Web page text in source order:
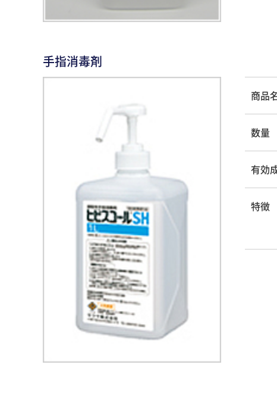
手指消毒剤
商品
数量
有効
特徴